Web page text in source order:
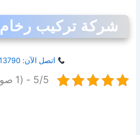
شركة تركيب رخام
اتصل الآن: 67613790
5/5 - (1 صوت واحد)